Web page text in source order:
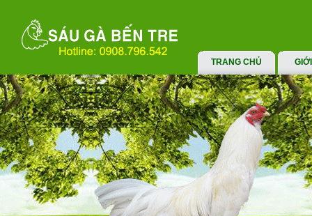
TRANG CHỦ